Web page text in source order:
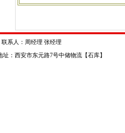
系人：周经理 张经理
址：西安市东元路7号中储物流【石库】